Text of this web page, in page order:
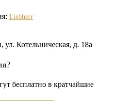
Liebherr
Котельническая, д. 18а
бесплатно в кратчайшие